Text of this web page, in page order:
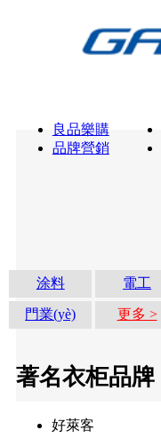
良品樂購
品牌營銷
涂料 電工
門業(yè) 更多 >
著名衣柜品牌
好萊客